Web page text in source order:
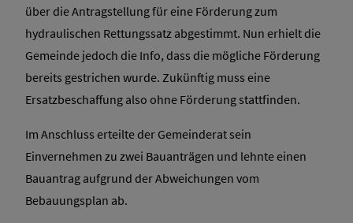
über die Antragstellung für eine Förderung zum
hydraulischen Rettungssatz abgestimmt. Nun erhielt die
Gemeinde jedoch die Info, dass die mögliche Förderung
bereits gestrichen wurde. Zukünftig muss eine
Ersatzbeschaffung also ohne Förderung stattfinden.
Im Anschluss erteilte der Gemeinderat sein
Einvernehmen zu zwei Bauanträgen und lehnte einen
Bauantrag aufgrund der Abweichungen vom
Bebauungsplan ab.